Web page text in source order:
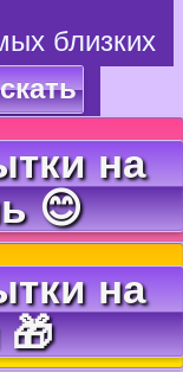
близких
на
😊
на
🎁